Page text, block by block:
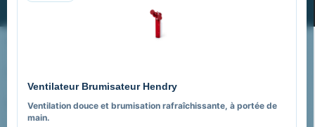
Ventilateur Brumisateur Hendry
Ventilation douce et brumisation rafraîchissante, à portée de
main.
Nos expertises & accompagnement global
FAQ sur Promenoch Goodies Pub France